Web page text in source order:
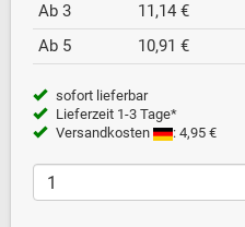
Ab 3
11,14 €
Ab 5 10,91 €
sofort lieferbar
Lieferzeit 1-3 Tage*
Versandkosten
: 4,95 €